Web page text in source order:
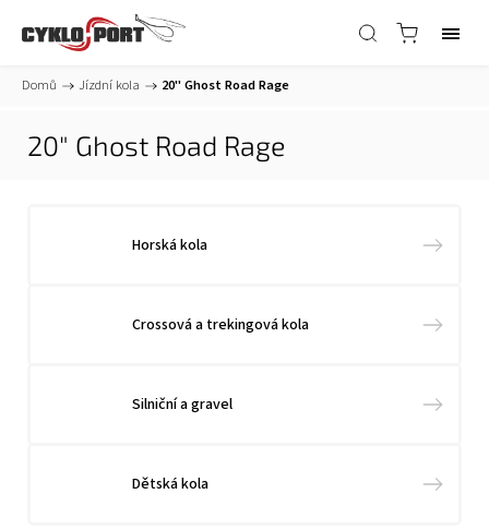
Domů / Jízdní kola / 20" Ghost Road Rage
20" Ghost Road Rage
Horská kola
Crossová a trekingová kola
Silniční a gravel
Dětská kola